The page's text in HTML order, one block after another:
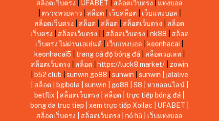
สล็อตเว็บตรง UFABET สล็อตเว็บตรง
แทงบอล
ตรวจหวยลาว สล็อต เว็บสล็อต เว็บแทงบอล
สล็อตเว็บตรง
สล็อต สล็อต สล็อตเว็บตรง
สล็อต
เว็บตรง
สล็อตเว็บตรง สล็อตเว็บตรง nk88
สล็อต
เว็บตรง ไม่ผ่านเอเย่นต์
เว็บแทงบอล keonhacai
keonhacai5
trang cá độ bóng đá สล็อตวอเลท|
สล็อตเว็บตรง
สล็อต https://luck8.market/| zowin
b52 club sunwin go88 sunwin sunwin
jalalive
สล็อต bgibola sunwin go88 S8 หวยออนไลน์|
betflix
สล็อตเว็บตรง สล็อต trực tiếp bóng đá
bong da truc tiep
xem trực tiếp Xoilac UFABET
สล็อตเว็บตรง
สล็อตเว็บตรง nổ hũ
เว็บแทงบอล